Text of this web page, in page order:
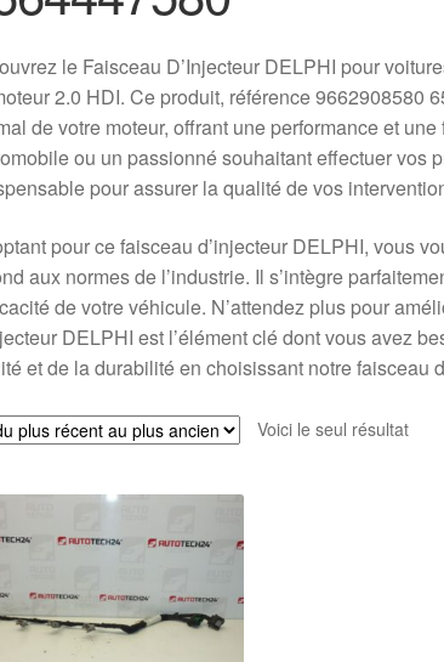
le Faisceau D’Injecteur DELPHI pour
2.0 HDI. Ce produit, référence 9662908580
de votre moteur, offrant une performance et
ou un passionné souhaitant effectuer vos
pour assurer la qualité de vos
pour ce faisceau d’injecteur DELPHI, vous
aux normes de l’industrie. Il s’intègre
de votre véhicule. N’attendez plus pour
DELPHI est l’élément clé dont vous avez
et de la durabilité en choisissant notre faisceau
Voici le seul résultat